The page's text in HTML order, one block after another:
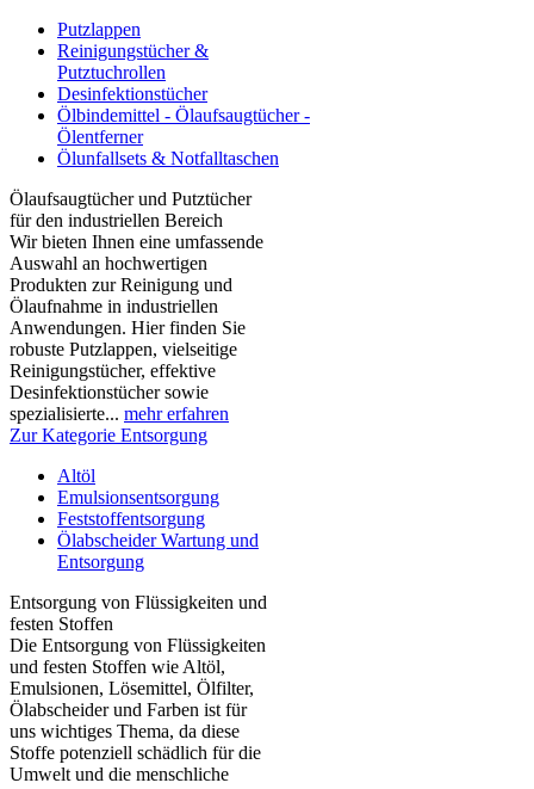
Putzlappen
Reinigungstücher &
Putztuchrollen
Desinfektionstücher
Ölbindemittel - Ölaufsaugtücher -
Ölentferner
Ölunfallsets & Notfalltaschen
Ölaufsaugtücher und Putztücher
für den industriellen Bereich
Wir bieten Ihnen eine umfassende
Auswahl an hochwertigen
Produkten zur Reinigung und
Ölaufnahme in industriellen
Anwendungen. Hier finden Sie
robuste Putzlappen, vielseitige
Reinigungstücher, effektive
Desinfektionstücher sowie
spezialisierte... mehr erfahren
Zur Kategorie Entsorgung
Altöl
Emulsionsentsorgung
Feststoffentsorgung
Ölabscheider Wartung und
Entsorgung
Entsorgung von Flüssigkeiten und
festen Stoffen
Die Entsorgung von Flüssigkeiten
und festen Stoffen wie Altöl,
Emulsionen, Lösemittel, Ölfilter,
Ölabscheider und Farben ist für
uns wichtiges Thema, da diese
Stoffe potenziell schädlich für die
Umwelt und die menschliche